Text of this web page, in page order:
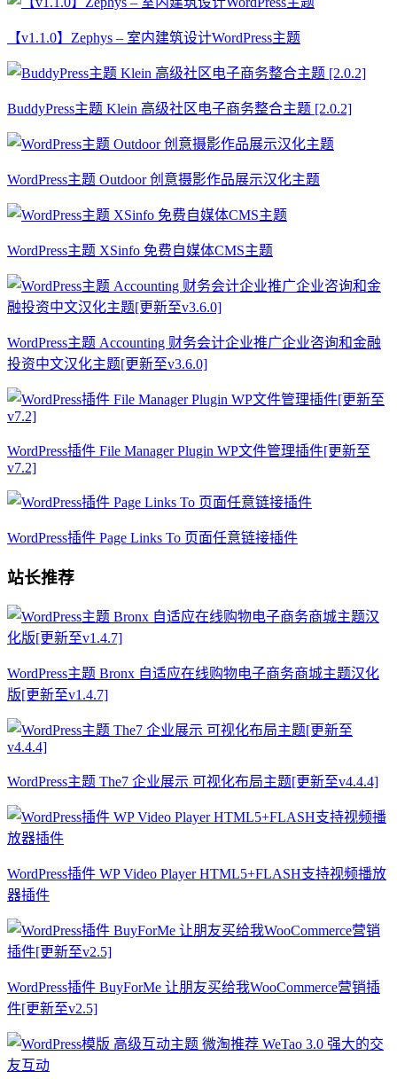
【v1.1.0】Zephys – 室内建筑设计WordPress主题
BuddyPress主题 Klein 高级社区电子商务整合主题 [2.0.2]
WordPress主题 Outdoor 创意摄影作品展示汉化主题
WordPress主题 XSinfo 免费自媒体CMS主题
WordPress主题 Accounting 财务会计企业推广企业咨询和金融
投资中文汉化主题[更新至v3.6.0]
WordPress插件 File Manager Plugin WP文件管理插件[更新至
v7.2]
WordPress插件 Page Links To 页面任意链接插件
站长推荐
WordPress主题 Bronx 自适应在线购物电子商务商城主题汉化
版[更新至v1.4.7]
WordPress主题 The7 企业展示 可视化布局主题[更新至v4.4.4]
WordPress插件 WP Video Player HTML5+FLASH支持视频播放
器插件
WordPress插件 BuyForMe 让朋友买给我WooCommerce营销插
件[更新至v2.5]